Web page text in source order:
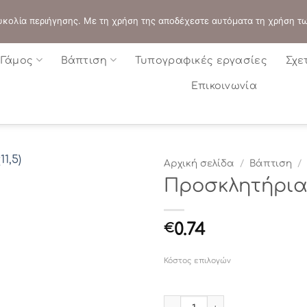
Γάμος Βάπτιση Τυπογραφικές εργασίες
Επικοινωνία
Αρχική σελίδα / Βάπτιση /
€0.74
Κόστος επιλογών
Προσκλητήρια βάπτισης
περιήγησης. Με τη χρήση της αποδέχεστε αυτόματα τη χρήση